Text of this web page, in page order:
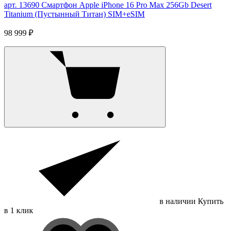
арт. 13690 Смартфон Apple iPhone 16 Pro Max 256Gb Desert
Titanium (Пустынный Титан) SIM+eSIM
98 999 ₽
в наличии Купить
в 1 клик